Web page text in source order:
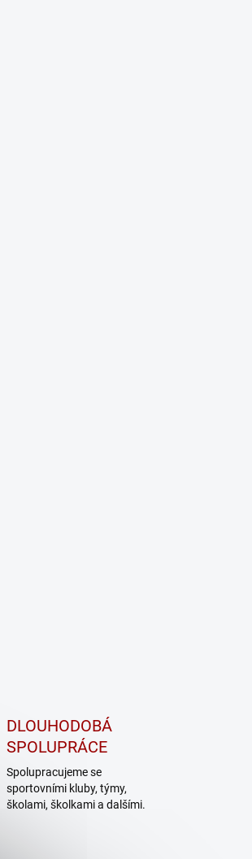
DLOUHODOBÁ
SPOLUPRÁCE
Spolupracujeme se
sportovními kluby, týmy,
školami, školkami a dalšími.